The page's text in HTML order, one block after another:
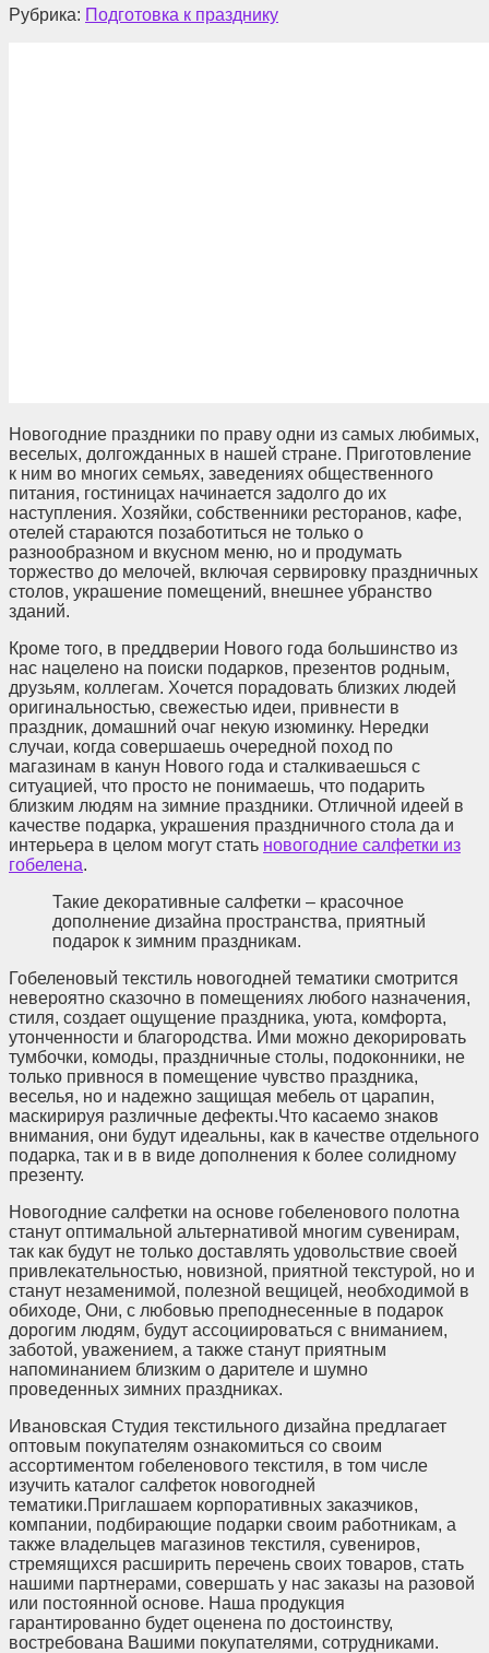
Рубрика: Подготовка к празднику
Новогодние праздники по праву одни из самых любимых,
веселых, долгожданных в нашей стране. Приготовление
к ним во многих семьях, заведениях общественного
питания, гостиницах начинается задолго до их
наступления. Хозяйки, собственники ресторанов, кафе,
отелей стараются позаботиться не только о
разнообразном и вкусном меню, но и продумать
торжество до мелочей, включая сервировку праздничных
столов, украшение помещений, внешнее убранство
зданий.
Кроме того, в преддверии Нового года большинство из
нас нацелено на поиски подарков, презентов родным,
друзьям, коллегам. Хочется порадовать близких людей
оригинальностью, свежестью идеи, привнести в
праздник, домашний очаг некую изюминку. Нередки
случаи, когда совершаешь очередной поход по
магазинам в канун Нового года и сталкиваешься с
ситуацией, что просто не понимаешь, что подарить
близким людям на зимние праздники. Отличной идеей в
качестве подарка, украшения праздничного стола да и
интерьера в целом могут стать новогодние салфетки из
гобелена.
Такие декоративные салфетки – красочное
дополнение дизайна пространства, приятный
подарок к зимним праздникам.
Гобеленовый текстиль новогодней тематики смотрится
невероятно сказочно в помещениях любого назначения,
стиля, создает ощущение праздника, уюта, комфорта,
утонченности и благородства. Ими можно декорировать
тумбочки, комоды, праздничные столы, подоконники, не
только привнося в помещение чувство праздника,
веселья, но и надежно защищая мебель от царапин,
маскирируя различные дефекты.Что касаемо знаков
внимания, они будут идеальны, как в качестве отдельного
подарка, так и в в виде дополнения к более солидному
презенту.
Новогодние салфетки на основе гобеленового полотна
станут оптимальной альтернативой многим сувенирам,
так как будут не только доставлять удовольствие своей
привлекательностью, новизной, приятной текстурой, но и
станут незаменимой, полезной вещицей, необходимой в
обиходе, Они, с любовью преподнесенные в подарок
дорогим людям, будут ассоциироваться с вниманием,
заботой, уважением, а также станут приятным
напоминанием близким о дарителе и шумно
проведенных зимних праздниках.
Ивановская Студия текстильного дизайна предлагает
оптовым покупателям ознакомиться со своим
ассортиментом гобеленового текстиля, в том числе
изучить каталог салфеток новогодней
тематики.Приглашаем корпоративных заказчиков,
компании, подбирающие подарки своим работникам, а
также владельцев магазинов текстиля, сувениров,
стремящихся расширить перечень своих товаров, стать
нашими партнерами, совершать у нас заказы на разовой
или постоянной основе. Наша продукция
гарантированно будет оценена по достоинству,
востребована Вашими покупателями, сотрудниками.